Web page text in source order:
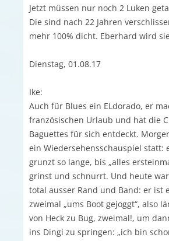
Jetzt müssen nur noch 2 Luken
Die sind nach 22 Jahren
mehr 100% dicht. Eberhard wird
Dienstag, 01.08.17
Ike:
Auch für Blues ein ELdorado, er
französischen Urlaub und hat die
Baguettes für sich entdeckt.
ein Wiedersehensschauspiel statt:
grunzt so lange, bis „alles
grinst und schnurrt. Und heute
total ausser Rand und Band: er ist
zweimal „ums Boot gejoggt“, also
von Heck zu Bug, zweimal!, um
ins Dingi zu springen: „ich bin